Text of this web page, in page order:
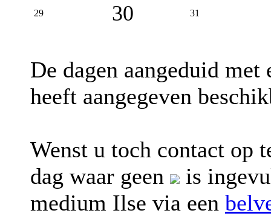
29 30 31
De dagen aangeduid met
heeft aangegeven
Wenst u toch contact op
dag waar geen
is
medium Ilse via een